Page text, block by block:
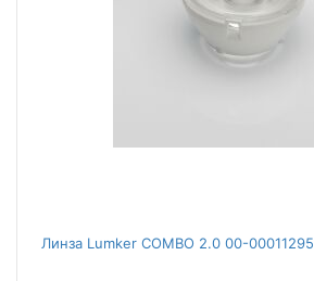
Линза Lumker COMBO 2.0 00-00011295